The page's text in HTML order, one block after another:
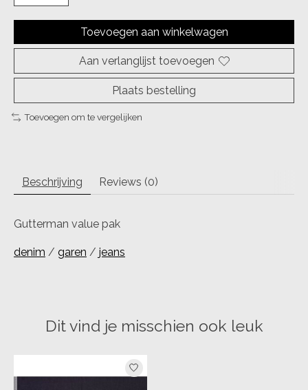
Toevoegen aan winkelwagen
Aan verlanglijst toevoegen
Plaats bestelling
Toevoegen om te vergelijken
Beschrijving Reviews (0)
Gutterman value pak
denim / garen / jeans
Dit vind je misschien ook leuk
Items van productcarrousel